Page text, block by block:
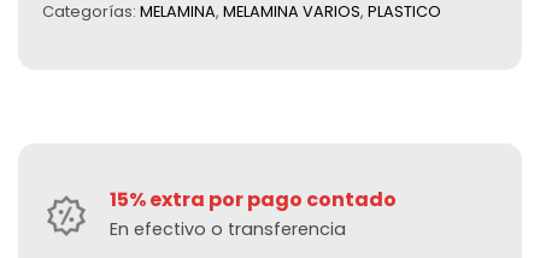
Categorías: MELAMINA, MELAMINA VARIOS, PLASTICO
15% extra por pago contado
En efectivo o transferencia